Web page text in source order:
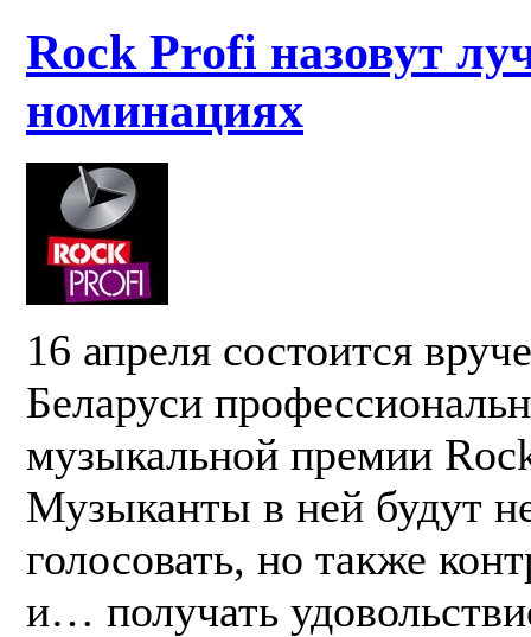
Rock Profi назовут
номинациях
16 апреля состоится
Беларуси
музыкальной премии
Музыканты в ней будут
голосовать, но также
и… получать